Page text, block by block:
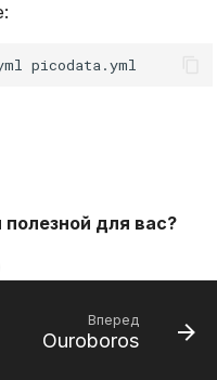
для вас?
Вперед
Ouroboros